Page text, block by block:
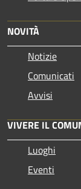
NOVITÀ
Notizie
Comunicati
Avvisi
VIVERE IL
Luoghi
Eventi